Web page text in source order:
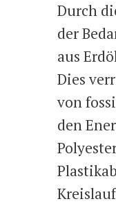
Durch
der
aus
Dies
von
den